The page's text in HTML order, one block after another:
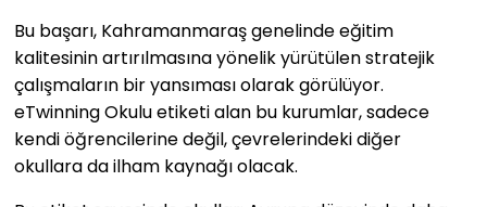
Bu başarı, Kahramanmaraş genelinde eğitim
kalitesinin artırılmasına yönelik yürütülen stratejik
çalışmaların bir yansıması olarak görülüyor.
eTwinning Okulu etiketi alan bu kurumlar, sadece
kendi öğrencilerine değil, çevrelerindeki diğer
okullara da ilham kaynağı olacak.